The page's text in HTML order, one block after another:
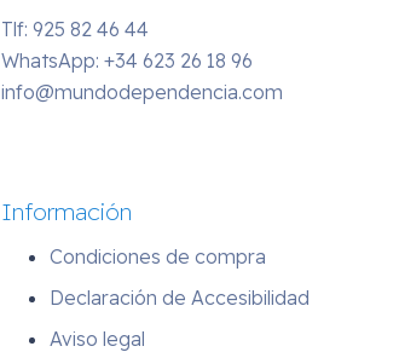
Tlf: 925 82 46 44
WhatsApp:+34 623 26 18 96
info@mundodependencia.com
Información
Condiciones de compra
Declaración de Accesibilidad
Aviso legal